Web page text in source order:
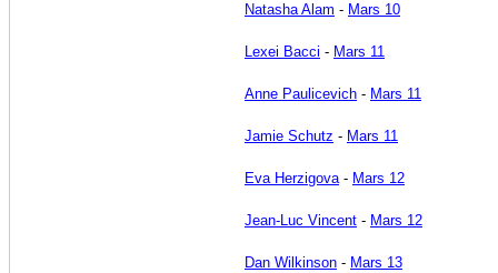
Natasha Alam - Mars 10
Lexei Bacci - Mars 11
Anne Paulicevich - Mars 11
Jamie Schutz - Mars 11
Eva Herzigova- Mars 12
Jean-Luc Vincent - Mars 12
Dan Wilkinson - Mars 13